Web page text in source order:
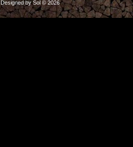
Designed by Sol © 2026